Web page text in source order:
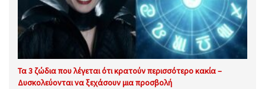
Τα 3 ζώδια που λέγεται ότι κρατούν περισσότερο κακία –
Δυσκολεύονται να ξεχάσουν μια προσβολή